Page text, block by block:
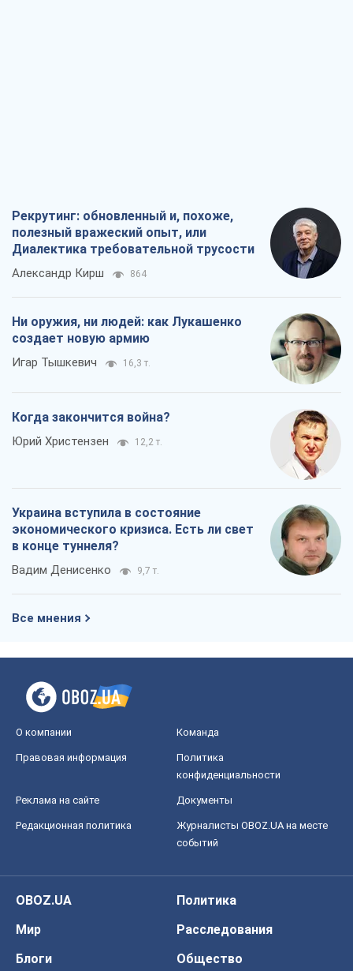
Рекрутинг: обновленный и, похоже,
полезный вражеский опыт, или
Диалектика требовательной трусости
Александр Кирш 864
Ни оружия, ни людей: как Лукашенко
создает новую армию
Игар Тышкевич 16,3 т.
Когда закончится война?
Юрий Христензен 12,2 т.
Украина вступила в состояние
экономического кризиса. Есть ли свет
в конце туннеля?
Вадим Денисенко 9,7 т.
Все мнения
О компании Команда
Правовая информация
Политика
конфиденциальности
Реклама на сайте Документы
Редакционная политика
Журналисты OBOZ.UA на месте
событий
OBOZ.UA
Политика
Мир
Расследования
Блоги
Общество